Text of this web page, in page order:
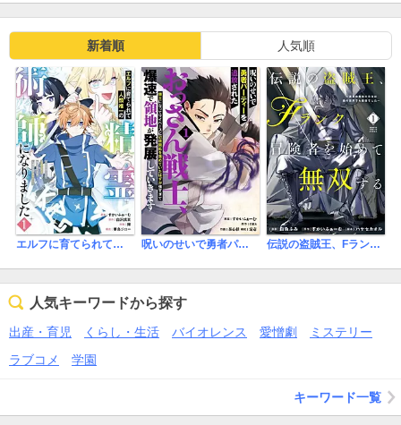
新着順 人気順
エルフに育てられて人類唯一の精霊術師になりました～世間知らずの最強冒険者、無自覚なまま人間社会で無双する～ 呪いのせいで勇者パーティーを追放されたおっさん戦士、領主になってマイペースに辺境開拓を進めていたはずが強すぎて爆速で領地が発展していきます 伝説の盗賊王、Fランク冒険者を始めて無双する 裏社会最強の存在は表の世界でも最強でした
人気キーワードから探す
出産・育児 くらし・生活 バイオレンス 愛憎劇
ミステリー
ラブコメ
学園
キーワード一覧